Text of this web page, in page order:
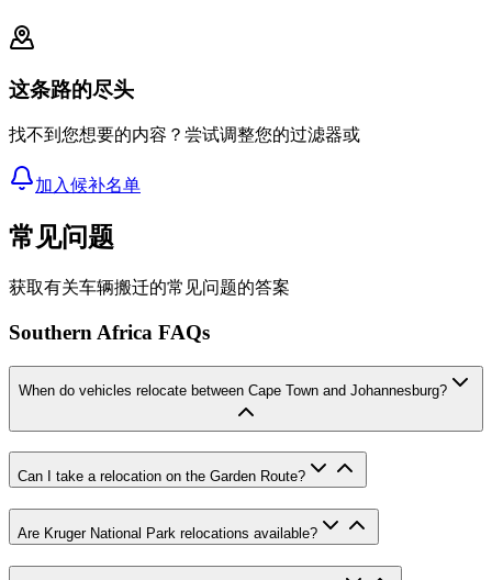
这条路的尽头
找不到您想要的内容？尝试调整您的过滤器或
加入候补名单
常见问题
获取有关车辆搬迁的常见问题的答案
Southern Africa FAQs
When do vehicles relocate between Cape Town and Johannesburg?
Can I take a relocation on the Garden Route?
Are Kruger National Park relocations available?